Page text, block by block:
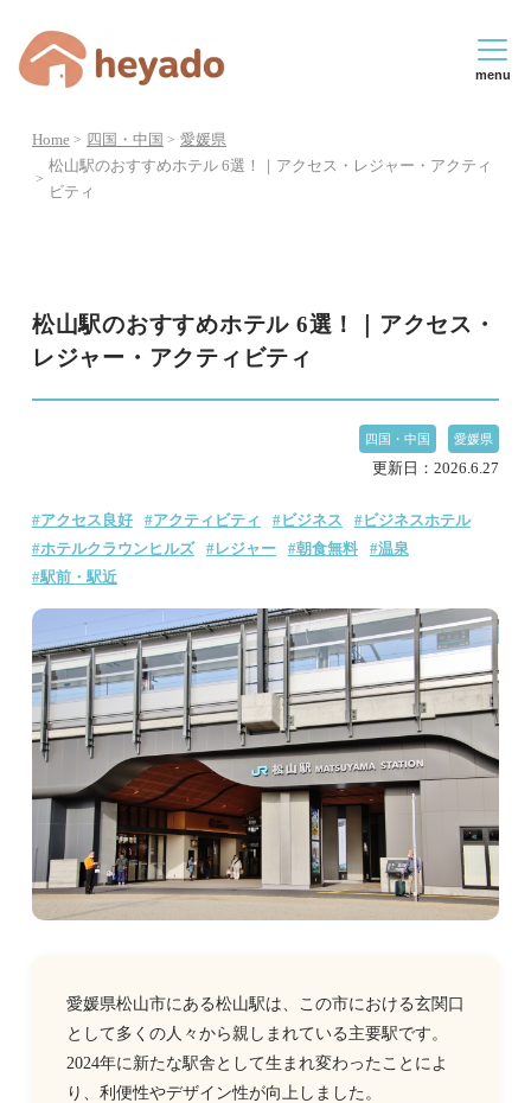
menu
Home 四国・中国
愛媛県
松山駅のおすすめホテル 6選！｜アクセス・レジャー・アクティ
ビティ
松山駅のおすすめホテル 6選！｜アクセス・
レジャー・アクティビティ
四国・中国 愛媛県
更新日：2026.6.27
#アクセス良好 #アクティビティ #ビジネス
#ビジネスホテル
#ホテルクラウンヒルズ
#レジャー #朝食無料
#温泉
#駅前・駅近
愛媛県松山市にある松山駅は、この市における玄関口
として多くの人々から親しまれている主要駅です。
2024年に新たな駅舎として生まれ変わったことによ
り、利便性やデザイン性が向上しました。